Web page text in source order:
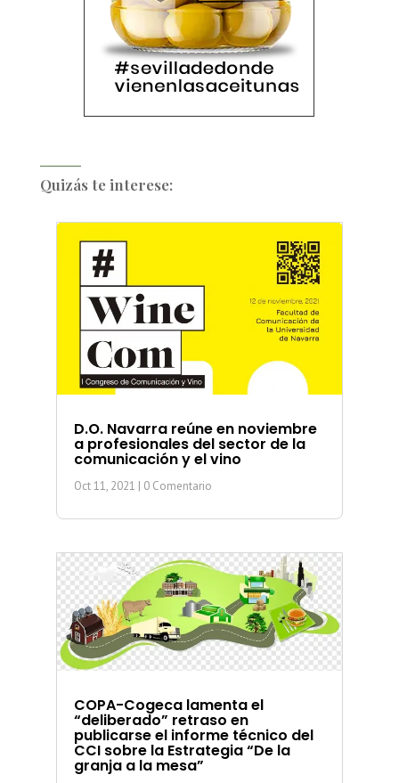
Quizás te interese:
D.O. Navarra reúne en noviembre
a profesionales del sector de la
comunicación y el vino
Oct 11, 2021 | 0 Comentario
COPA-Cogeca lamenta el
“deliberado” retraso en
publicarse el informe técnico del
CCI sobre la Estrategia “De la
granja a la mesa”